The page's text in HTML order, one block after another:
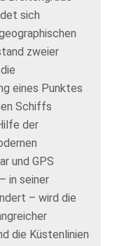
sich
zweier
eines Punktes
Schiffs
der
und GPS
in seiner
– wird die
die Küstenlinien